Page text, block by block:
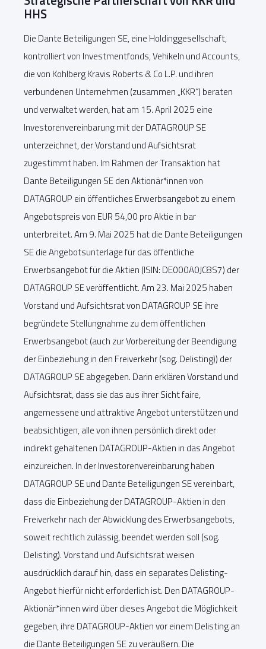
HHS
Die Dante Beteiligungen SE, eine Holdinggesellschaft,
kontrolliert von Investmentfonds, Vehikeln und Accounts,
die von Kohlberg Kravis Roberts & Co L.P. und ihren
verbundenen Unternehmen (zusammen „KKR“) beraten
und verwaltet werden, hat am 15. April 2025 eine
Investorenvereinbarung mit der DATAGROUP SE
unterzeichnet, der Vorstand und Aufsichtsrat
zugestimmt haben. Im Rahmen der Transaktion hat
Dante Beteiligungen SE den Aktionär*innen von
DATAGROUP ein öffentliches Erwerbsangebot zu einem
Angebotspreis von EUR 54,00 pro Aktie in bar
unterbreitet. Am 9. Mai 2025 hat die Dante Beteiligungen
SE die Angebotsunterlage für das öffentliche
Erwerbsangebot für die Aktien (ISIN: DE000A0JC8S7) der
DATAGROUP SE veröffentlicht. Am 23. Mai 2025 haben
Vorstand und Aufsichtsrat von DATAGROUP SE ihre
begründete Stellungnahme zu dem öffentlichen
Erwerbsangebot (auch zur Vorbereitung der Beendigung
der Einbeziehung in den Freiverkehr (sog. Delisting)) der
DATAGROUP SE abgegeben. Darin erklären Vorstand und
Aufsichtsrat, dass sie das aus ihrer Sicht faire,
angemessene und attraktive Angebot unterstützen und
beabsichtigen, alle von ihnen persönlich direkt oder
indirekt gehaltenen DATAGROUP-Aktien in das Angebot
einzureichen. In der Investorenvereinbarung haben
DATAGROUP SE und Dante Beteiligungen SE vereinbart,
dass die Einbeziehung der DATAGROUP-Aktien in den
Freiverkehr nach der Abwicklung des Erwerbsangebots,
soweit rechtlich zulässig, beendet werden soll (sog.
Delisting). Vorstand und Aufsichtsrat weisen
ausdrücklich darauf hin, dass ein separates Delisting-
Angebot hierfür nicht erforderlich ist. Den DATAGROUP-
Aktionär*innen wird über dieses Angebot die Möglichkeit
gegeben, ihre DATAGROUP-Aktien vor einem Delisting an
die Dante Beteiligungen SE zu veräußern. Die